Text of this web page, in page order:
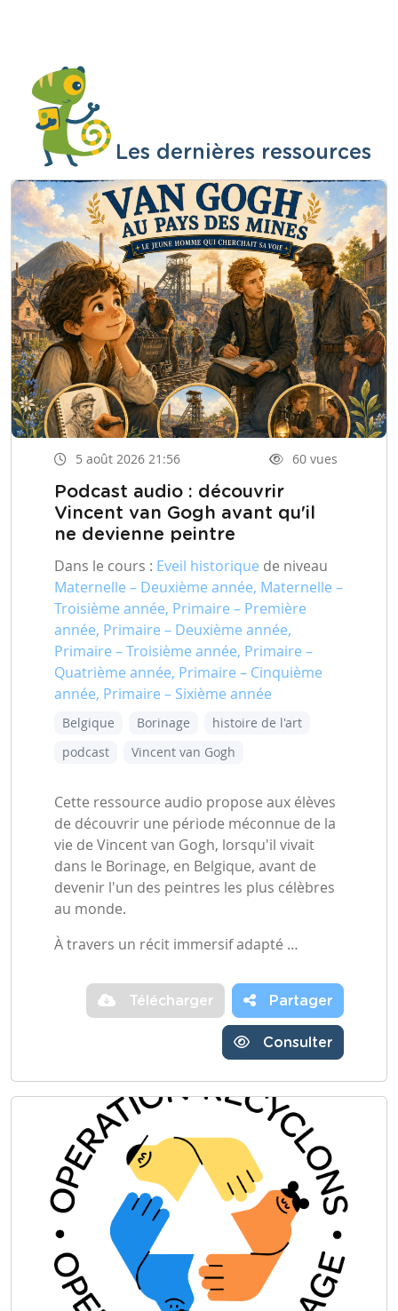
Les dernières ressources
5 août 2026 21:56 60 vues
Podcast audio : découvrir
Vincent van Gogh avant qu'il
ne devienne peintre
Dans le cours : Eveil historique de niveau
Maternelle – Deuxième année, Maternelle –
Troisième année, Primaire – Première
année, Primaire – Deuxième année,
Primaire – Troisième année, Primaire –
Quatrième année, Primaire – Cinquième
année, Primaire – Sixième année
Belgique Borinage
histoire de l'art
podcast
Vincent van Gogh
Cette ressource audio propose aux élèves
de découvrir une période méconnue de la
vie de Vincent van Gogh, lorsqu'il vivait
dans le Borinage, en Belgique, avant de
devenir l'un des peintres les plus célèbres
au monde.
À travers un récit immersif adapté …
Télécharger Partager
Consulter